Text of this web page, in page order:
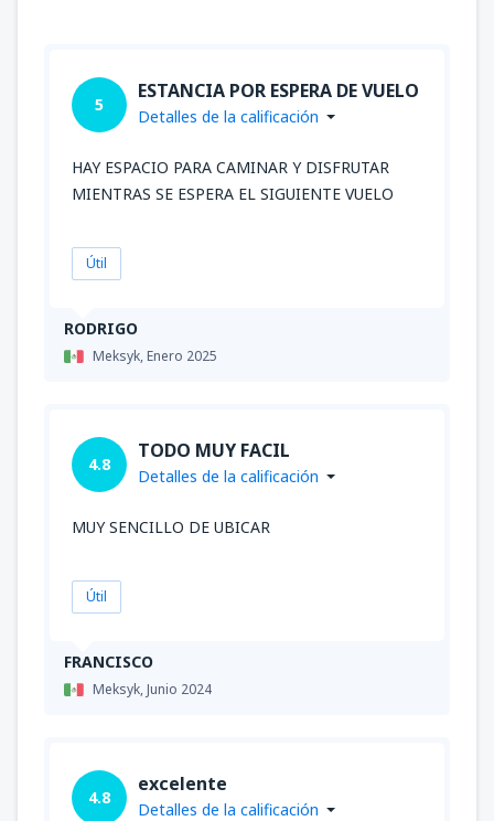
RODRIGO
Meksyk,Enero 2025
5
ESTANCIA POR ESPERA DE VUELO
Detalles de la calificación
HAY ESPACIO PARA CAMINAR Y DISFRUTAR
MIENTRAS SE ESPERA EL SIGUIENTE VUELO
Útil
FRANCISCO
Meksyk,Junio 2024
4.8
TODO MUY FACIL
Detalles de la calificación
MUY SENCILLO DE UBICAR
Útil
4.8
excelente
Detalles de la calificación